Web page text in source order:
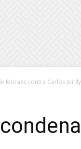
Moraes contra Carlos Jordy